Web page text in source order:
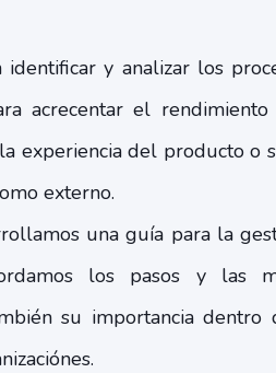
identificar y analizar los
acrecentar el
experiencia del producto o
externo.
una guía para la
los pasos y las
su importancia